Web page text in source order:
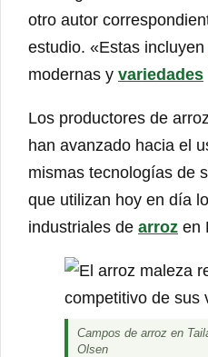
otro autor
estudio. «Estas incluyen
modernas y variedades
Los productores de
han avanzado hacia el
mismas tecnologías de
que utilizan hoy en día
industriales de arroz en
Campos de arroz en
Olsen